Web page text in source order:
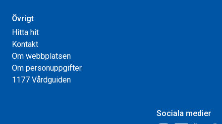
Övrigt
Hitta hit
Kontakt
Om webbplatsen
Om personuppgifter
1177 Vårdguiden
Sociala medier